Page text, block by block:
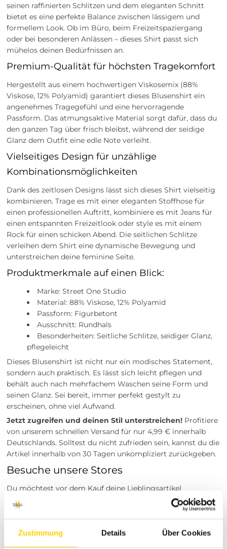
Zustimmung Details Über Cookies
seinen raffinierten Schlitzen und dem eleganten Schnitt
bietet es eine perfekte Balance zwischen lässigem und
formellem Look. Ob im Büro, beim Freizeitspaziergang
oder bei besonderen Anlässen – dieses Shirt passt sich
mühelos deinen Bedürfnissen an.
Premium-Qualität für höchsten Tragekomfort
Hergestellt aus einem hochwertigen Viskosemix (88%
Viskose, 12% Polyamid) garantiert dieses Blusenshirt ein
angenehmes Tragegefühl und eine hervorragende
Passform. Das atmungsaktive Material sorgt dafür, dass du
den ganzen Tag über frisch bleibst, während der seidige
Glanz dem Outfit eine edle Note verleiht.
Vielseitiges Design für unzählige
Kombinationsmöglichkeiten
Dank des zeitlosen Designs lässt sich dieses Shirt vielseitig
kombinieren. Trage es mit einer eleganten Stoffhose für
einen professionellen Auftritt, kombiniere es mit Jeans für
einen entspannten Freizeitlook oder style es mit einem
Rock für einen schicken Abend. Die seitlichen Schlitze
verleihen dem Shirt eine dynamische Bewegung und
unterstreichen deine feminine Seite.
Produktmerkmale auf einen Blick:
Marke: Street One Studio
Material: 88% Viskose, 12% Polyamid
Passform: Figurbetont
Ausschnitt: Rundhals
Besonderheiten: Seitliche Schlitze, seidiger Glanz,
pflegeleicht
Dieses Blusenshirt ist nicht nur ein modisches Statement,
sondern auch praktisch. Es lässt sich leicht pflegen und
behält auch nach mehrfachem Waschen seine Form und
seinen Glanz. Sei bereit, immer perfekt gestylt zu
erscheinen, ohne viel Aufwand.
Jetzt zugreifen und deinen Stil unterstreichen! Profitiere
von unserem schnellen Versand für nur 4,99 € innerhalb
Deutschlands. Solltest du nicht zufrieden sein, kannst du die
Artikel innerhalb von 30 Tagen unkompliziert zurückgeben.
Besuche unsere Stores
Du möchtest vor dem Kauf deine Lieblingsartikel
anprobieren? Besuche einen unserer Tara-M Stores in
Dinslaken, Borken, Rheine, Herne, Bocholt, Coesfeld,
Modeexperten vor Ort beraten dich gerne!